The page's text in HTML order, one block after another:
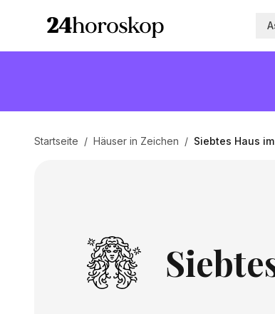
Startseite / Häuser in Zeichen / Siebtes Haus